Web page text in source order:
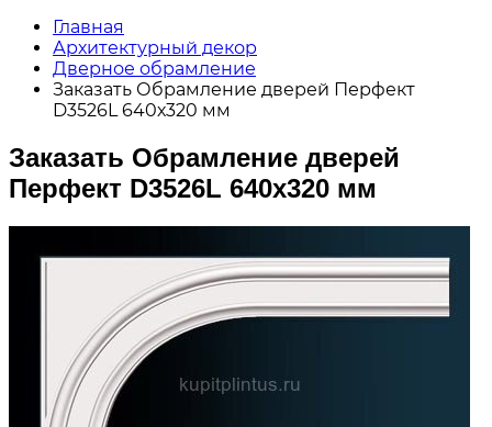
Главная
Архитектурный декор
Дверное обрамление
Заказать Обрамление дверей Перфект
D3526L 640х320 мм
Заказать Обрамление дверей
Перфект D3526L 640х320 мм